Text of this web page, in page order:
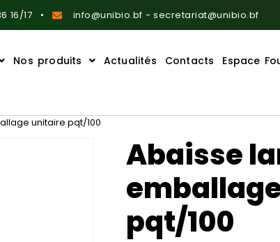
16/17 info@unibio.bf - secretariat@unibio.bf
Nos produits Actualités Contacts Espace
unitaire pqt/100
Abaisse
pqt/100